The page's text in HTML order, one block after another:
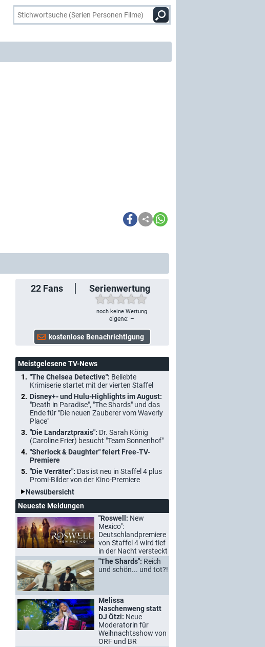
22 Fans Serienwertung
noch keine Wertung
eigene: –
Meistgelesene TV-News
"The Chelsea Detective": Beliebte
Krimiserie startet mit der vierten Staffel
Disney+- und Hulu-Highlights im August:
"Death in Paradise", "The Shards" und das
Ende für "Die neuen Zauberer vom Waverly
Place"
"Die Landarztpraxis": Dr. Sarah König
(Caroline Frier) besucht "Team Sonnenhof"
"Sherlock & Daughter" feiert Free-TV-
Premiere
"Die Verräter": Das ist neu in Staffel 4 plus
Promi-Bilder von der Kino-Premiere
Newsübersicht
Neueste Meldungen
"Roswell: New
Mexico":
Deutschlandpremiere
von Staffel 4 wird tief
in der Nacht versteckt
"The Shards": Reich
und schön... und tot?!
Melissa
Naschenweng statt
DJ Ötzi: Neue
Moderatorin für
Weihnachtsshow von
ORF und BR